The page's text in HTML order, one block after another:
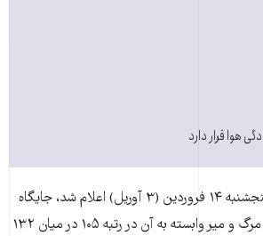
در این رتبه بندی که روز پنجشنبه ۱۴ فروردین (۳ آوریل) اعلام شد، جایگاه
ایران از نظر آلودگی‌ هوا و مرگ و میر وابسته به آن در رتبه ۱۰۵ در میان ۱۳۲